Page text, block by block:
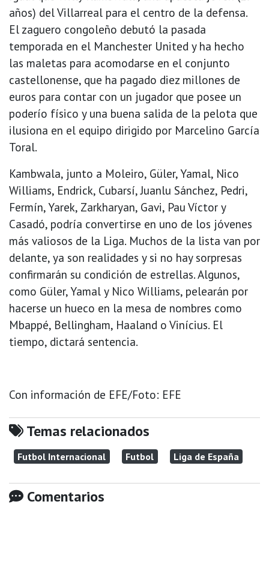
años) del Villarreal para el centro de la defensa.
El zaguero congoleño debutó la pasada
temporada en el Manchester United y ha hecho
las maletas para acomodarse en el conjunto
castellonense, que ha pagado diez millones de
euros para contar con un jugador que posee un
poderío físico y una buena salida de la pelota que
ilusiona en el equipo dirigido por Marcelino García
Toral.
Kambwala, junto a Moleiro, Güler, Yamal, Nico
Williams, Endrick, Cubarsí, Juanlu Sánchez, Pedri,
Fermín, Yarek, Zarkharyan, Gavi, Pau Víctor y
Casadó, podría convertirse en uno de los jóvenes
más valiosos de la Liga. Muchos de la lista van por
delante, ya son realidades y si no hay sorpresas
confirmarán su condición de estrellas. Algunos,
como Güler, Yamal y Nico Williams, pelearán por
hacerse un hueco en la mesa de nombres como
Mbappé, Bellingham, Haaland o Vinícius. El
tiempo, dictará sentencia.
Con información de EFE/Foto: EFE
Temas relacionados
Futbol Internacional Futbol Liga de España
Comentarios